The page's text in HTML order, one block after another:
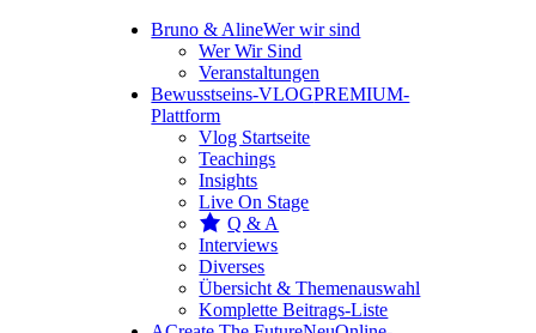
Bruno & AlineWer wir sind
Wer Wir Sind
Veranstaltungen
Bewusstseins-VLOGPREMIUM-
Plattform
Vlog Startseite
Teachings
Insights
Live On Stage
Q & A
Interviews
Diverses
Übersicht & Themenauswahl
Komplette Beitrags-Liste